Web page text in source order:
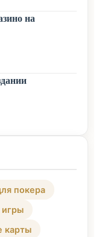
на
покера
игры
карты